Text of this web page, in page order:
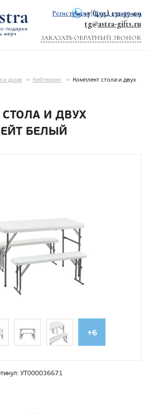
+7 (495) 151-57-09
tg@astra-gifts.ru
ЗАКАЗАТЬ ОБРАТНЫЙ ЗВОНОК
Регистрация Вход с паролем
и дома → Кейтеринг → Комплект стола и двух
И ДВУХ
БЕЛЫЙ
+6
УТ000036671